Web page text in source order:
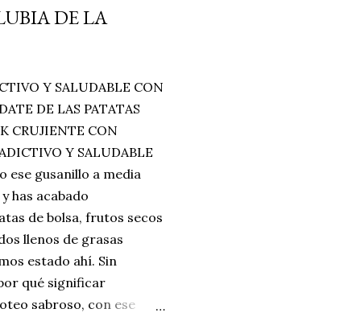
DE LA
Y SALUDABLE CON
DE LAS PATATAS
CRUJIENTE CON
Y SALUDABLE
ese gusanillo a media
has acabado
de bolsa, frutos secos
llenos de grasas
estado ahí. Sin
qué significar
sabroso, con ese